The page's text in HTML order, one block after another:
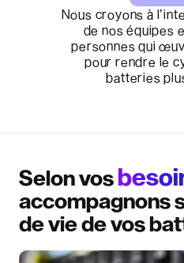
Nous croyons à
de nos équipes
personnes qui
pour rendre le
batteries
Selon vos
accompagnons
de vie de vos